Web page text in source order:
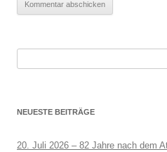
NEUESTE BEITRÄGE
20. Juli 2026 – 82 Jahre nach dem